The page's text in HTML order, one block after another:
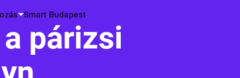
Smart Budapest
párizsi